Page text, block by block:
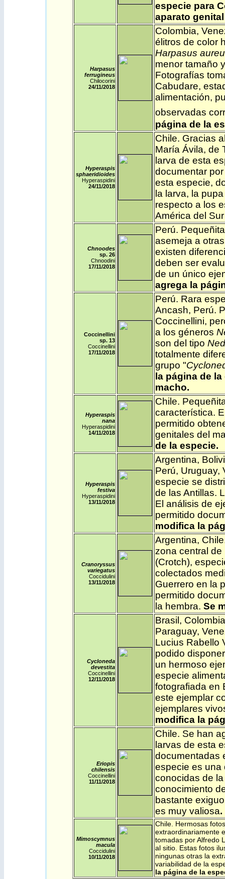
especie para
aparato
Harpasus
ferrugineus
Chilocorini
24/11/2018
Colombia,
élitros de color
Harpasus
menor tamaño
Fotografías
Cabudare,
alimentación,
observadas
página de la
Hyperaspis
sphaeridioides
Hyperaspidini
24/11/2018
Chile. Gracias
María Ávila, de
larva de esta
documentar
esta especie,
la larva, la
respecto a los
América del
Chnoodes
sp. 26
Chnoodini
17/11/2018
Perú.
asemeja a
existen
deben ser
de un único
agrega la
Coccinellini
sp. 13
Coccinellini
17/11/2018
Perú. Rara
Ancash, Perú.
Coccinellini,
a los géneros
son del tipo
totalmente
grupo "
la página de
macho.
Hyperaspis
nana
Hyperaspidini
14/11/2018
Chile.
característica.
permitido
genitales del
de la especie.
Hyperaspis
festiva
Hyperaspidini
13/11/2018
Argentina,
Perú, Uruguay,
especie se
de las Antillas.
El análisis de
permitido
modifica la
Cranoryssus
variegatus
Coccidulini
13/11/2018
Argentina, Chile
zona central
(Crotch),
colectados
Guerrero en la
permitido
la hembra. Se
Cycloneda
devestita
Coccinellini
12/11/2018
Brasil , Colombia
Paraguay,
Lucius Rabello
podido
un hermoso
especie
fotografiada en
este ejemplar
ejemplares
modifica la
Eriopis
chilensis
Coccinellini
11/11/2018
Chile. Se han
larvas de esta
documentadas
especie es una
conocidas de
conocimiento
bastante
es muy valiosa.
Mimoscymnus
macula
Coccidulini
10/11/2018
Chile. Hermosas
extraordinariamente
tomadas por Alfredo
al sitio. Estas fotos
ningunas otras la
variabilidad de la
la página de la